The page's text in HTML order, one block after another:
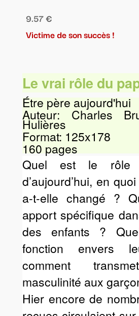
9.57 €
Victime de son succès !
Le vrai rôle du
Étre père aujourd'hui
Auteur: Charles
Hulières
Format: 125x178
160 pages
Quel est le rôle
d’aujourd’hui, en
a-t-elle changé ?
apport spécifique
des enfants ?
fonction envers
comment
masculinité aux
Hier encore de